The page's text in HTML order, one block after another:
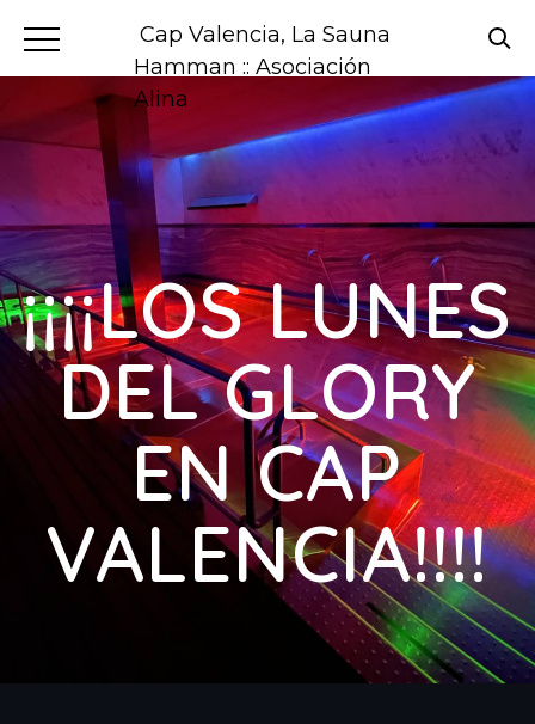
Cap Valencia, La Sauna
Hamman :: Asociación
Alina
¡¡¡¡LOS LUNES
DEL GLORY
EN CAP
VALENCIA!!!!